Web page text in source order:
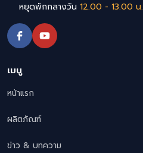
หยุดพักกลางวัน 12.00 - 13.00 น.
เมนู
หน้าแรก
ผลิตภัณฑ์
ข่าว & บทความ